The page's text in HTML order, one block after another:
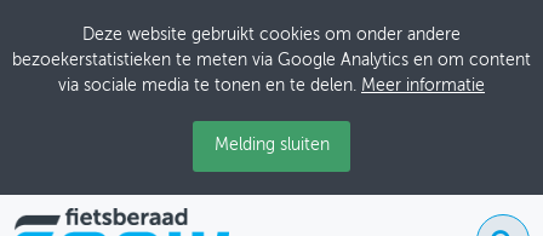
Deze website gebruikt cookies om onder andere
bezoekerstatistieken te meten via Google Analytics en om content
via sociale media te tonen en te delen. Meer informatie
Melding sluiten